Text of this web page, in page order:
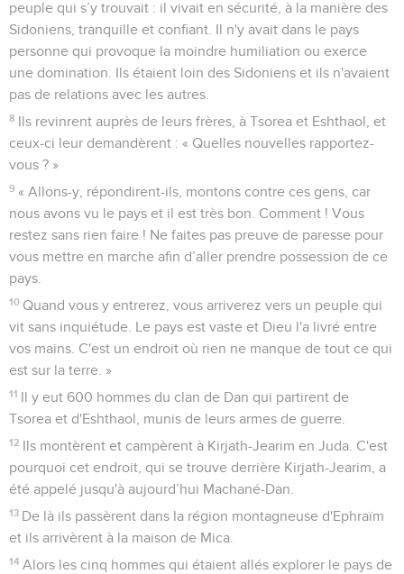
peuple qui s’y trouvait : il vivait en sécurité, à la manière des
Sidoniens, tranquille et confiant. Il n'y avait dans le pays
personne qui provoque la moindre humiliation ou exerce
une domination. Ils étaient loin des Sidoniens et ils n'avaient
pas de relations avec les autres.
8
Ils revinrent auprès de leurs frères, à Tsorea et Eshthaol, et
ceux-ci leur demandèrent : « Quelles nouvelles rapportez-
vous ? »
9 « Allons-y, répondirent-ils, montons contre ces gens, car
nous avons vu le pays et il est très bon. Comment ! Vous
restez sans rien faire ! Ne faites pas preuve de paresse pour
vous mettre en marche afin d’aller prendre possession de ce
pays.
10 Quand vous y entrerez, vous arriverez vers un peuple qui
vit sans inquiétude. Le pays est vaste et Dieu l'a livré entre
vos mains. C'est un endroit où rien ne manque de tout ce qui
est sur la terre. »
11
Il y eut 600 hommes du clan de Dan qui partirent de
Tsorea et d'Eshthaol, munis de leurs armes de guerre.
12
Ils montèrent et campèrent à Kirjath-Jearim en Juda. C'est
pourquoi cet endroit, qui se trouve derrière Kirjath-Jearim, a
été appelé jusqu'à aujourd’hui Machané-Dan.
13 De là ils passèrent dans la région montagneuse d'Ephraïm
et ils arrivèrent à la maison de Mica.
14 Alors les cinq hommes qui étaient allés explorer le pays de